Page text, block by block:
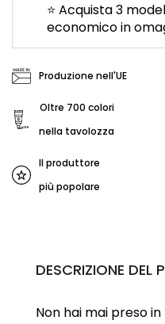
⭐ Acquista 3
economico in
Produzione nell'UE
Oltre 700 colori
nella tavolozza
Il produttore
più popolare
DESCRIZIONE DEL
Non hai mai preso